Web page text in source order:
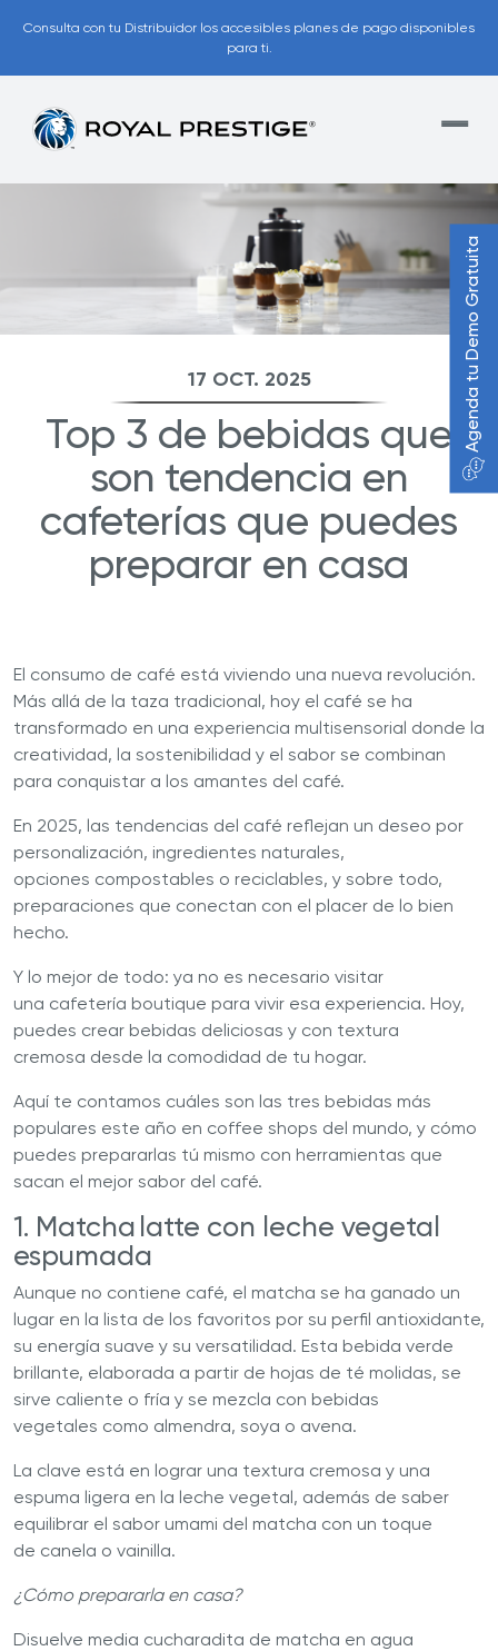
Consulta con tu Distribuidor los accesibles planes de pago disponibles
para ti.
17 OCT. 2025
Top 3 de bebidas que
son tendencia en
cafeterías que puedes
preparar en casa
El consumo de café está viviendo una nueva revolución.
Más allá de la taza tradicional, hoy el café se ha
transformado en una experiencia multisensorial donde la
creatividad, la sostenibilidad y el sabor se combinan
para conquistar a los amantes del café.
En 2025, las tendencias del café reflejan un deseo por
personalización, ingredientes naturales,
opciones compostables o reciclables, y sobre todo,
preparaciones que conectan con el placer de lo bien
hecho.
Y lo mejor de todo: ya no es necesario visitar
una cafetería boutique para vivir esa experiencia. Hoy,
puedes crear bebidas deliciosas y con textura
cremosa desde la comodidad de tu hogar.
Aquí te contamos cuáles son las tres bebidas más
populares este año en coffee shops del mundo, y cómo
puedes prepararlas tú mismo con herramientas que
sacan el mejor sabor del café.
1. Matcha latte con leche vegetal
espumada
Aunque no contiene café, el matcha se ha ganado un
lugar en la lista de los favoritos por su perfil antioxidante,
su energía suave y su versatilidad. Esta bebida verde
brillante, elaborada a partir de hojas de té molidas, se
sirve caliente o fría y se mezcla con bebidas
vegetales como almendra, soya o avena.
La clave está en lograr una textura cremosa y una
espuma ligera en la leche vegetal, además de saber
equilibrar el sabor umami del matcha con un toque
de canela o vainilla.
¿Cómo prepararla en casa?
Disuelve media cucharadita de matcha en agua
Agenda tu Demo Gratuita